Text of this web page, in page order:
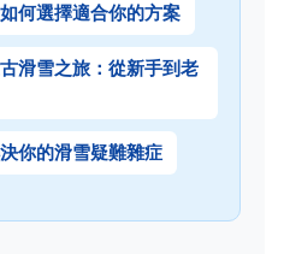
何選擇適合你的方案
滑雪之旅：從新手到老
你的滑雪疑難雜症